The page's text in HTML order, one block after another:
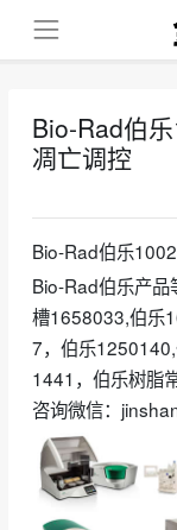
Bio-Rad伯
凋亡调控
Bio-Rad伯乐
Bio-Rad伯乐产
槽1658033,伯乐
7，伯乐
1441，伯乐树脂
咨询微信：